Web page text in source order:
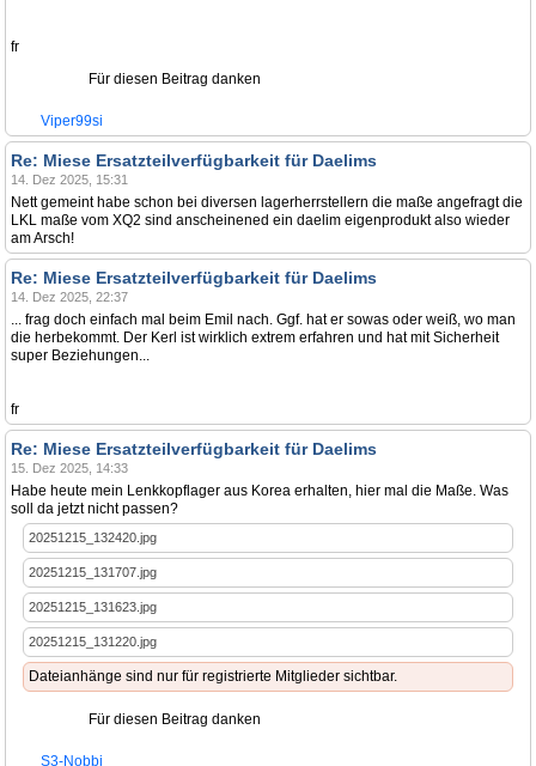
fr
Für diesen Beitrag danken
Viper99si
Re: Miese Ersatzteilverfügbarkeit für Daelims
14. Dez 2025, 15:31
Nett gemeint habe schon bei diversen lagerherrstellern die maße angefragt die
LKL maße vom XQ2 sind anscheinened ein daelim eigenprodukt also wieder
am Arsch!
Re: Miese Ersatzteilverfügbarkeit für Daelims
14. Dez 2025, 22:37
... frag doch einfach mal beim Emil nach. Ggf. hat er sowas oder weiß, wo man
die herbekommt. Der Kerl ist wirklich extrem erfahren und hat mit Sicherheit
super Beziehungen...
fr
Re: Miese Ersatzteilverfügbarkeit für Daelims
15. Dez 2025, 14:33
Habe heute mein Lenkkopflager aus Korea erhalten, hier mal die Maße. Was
soll da jetzt nicht passen?
20251215_132420.jpg
20251215_131707.jpg
20251215_131623.jpg
20251215_131220.jpg
Dateianhänge sind nur für registrierte Mitglieder sichtbar.
Für diesen Beitrag danken
S3-Nobbi